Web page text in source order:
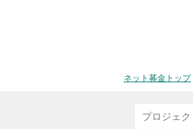
ネット募金トップ